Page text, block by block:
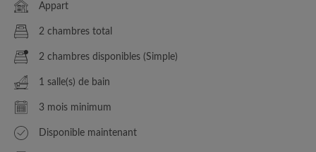
Appart
2 chambres total
2 chambres disponibles (Simple)
1 salle(s) de bain
3 mois minimum
Disponible maintenant